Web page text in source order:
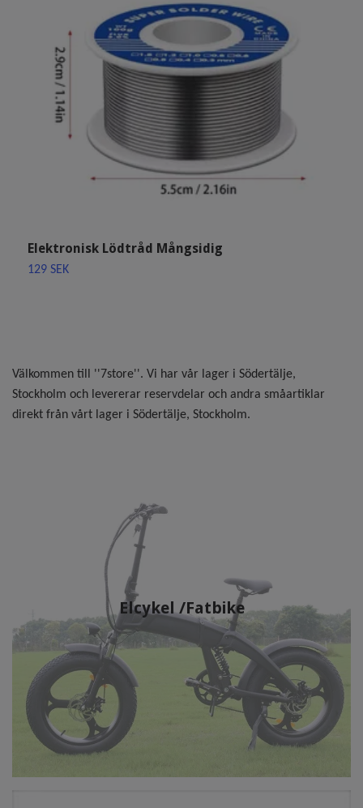
Välkommen till ''7store''. Vi har vår lager i Södertälje,
Stockholm och levererar reservdelar och andra småartiklar
direkt från vårt lager i Södertälje, Stockholm.
Elcykel /Fatbike
Elektronisk Lödtråd Mångsidig
129 SEK